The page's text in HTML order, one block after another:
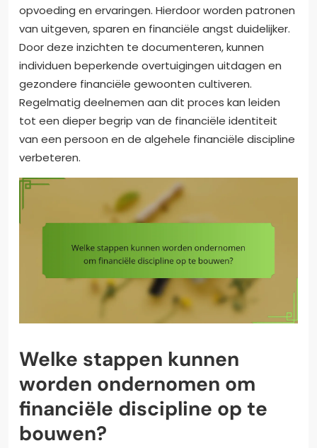
opvoeding en ervaringen. Hierdoor worden patronen
van uitgeven, sparen en financiële angst duidelijker.
Door deze inzichten te documenteren, kunnen
individuen beperkende overtuigingen uitdagen en
gezondere financiële gewoonten cultiveren.
Regelmatig deelnemen aan dit proces kan leiden
tot een dieper begrip van de financiële identiteit
van een persoon en de algehele financiële discipline
verbeteren.
Welke stappen kunnen
worden ondernomen om
financiële discipline op te
bouwen?